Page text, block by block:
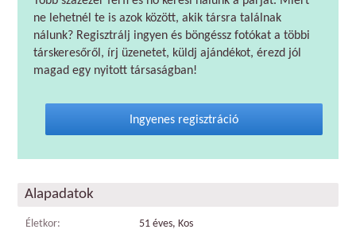
ne lehetnél te is azok között, akik társra találnak
nálunk? Regisztrálj ingyen és böngéssz fotókat a többi
társkeresőről, írj üzenetet, küldj ajándékot, érezd jól
magad egy nyitott társaságban!
Ingyenes regisztráció
Alapadatok
Életkor: 51 éves, Kos